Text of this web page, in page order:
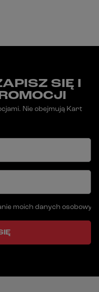
SIĘ I
Nie obejmują Kart
moich danych